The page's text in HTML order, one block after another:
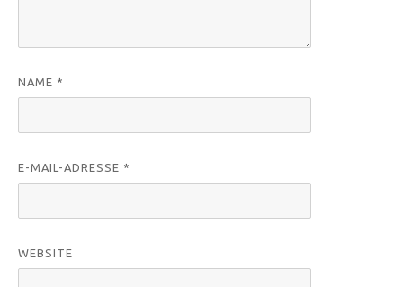
NAME *
E-MAIL-ADRESSE *
WEBSITE